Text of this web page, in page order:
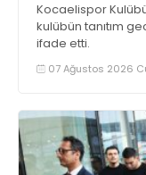
Kocaelispor
kulübün tanıtım
ifade etti.
07 Ağustos 2026